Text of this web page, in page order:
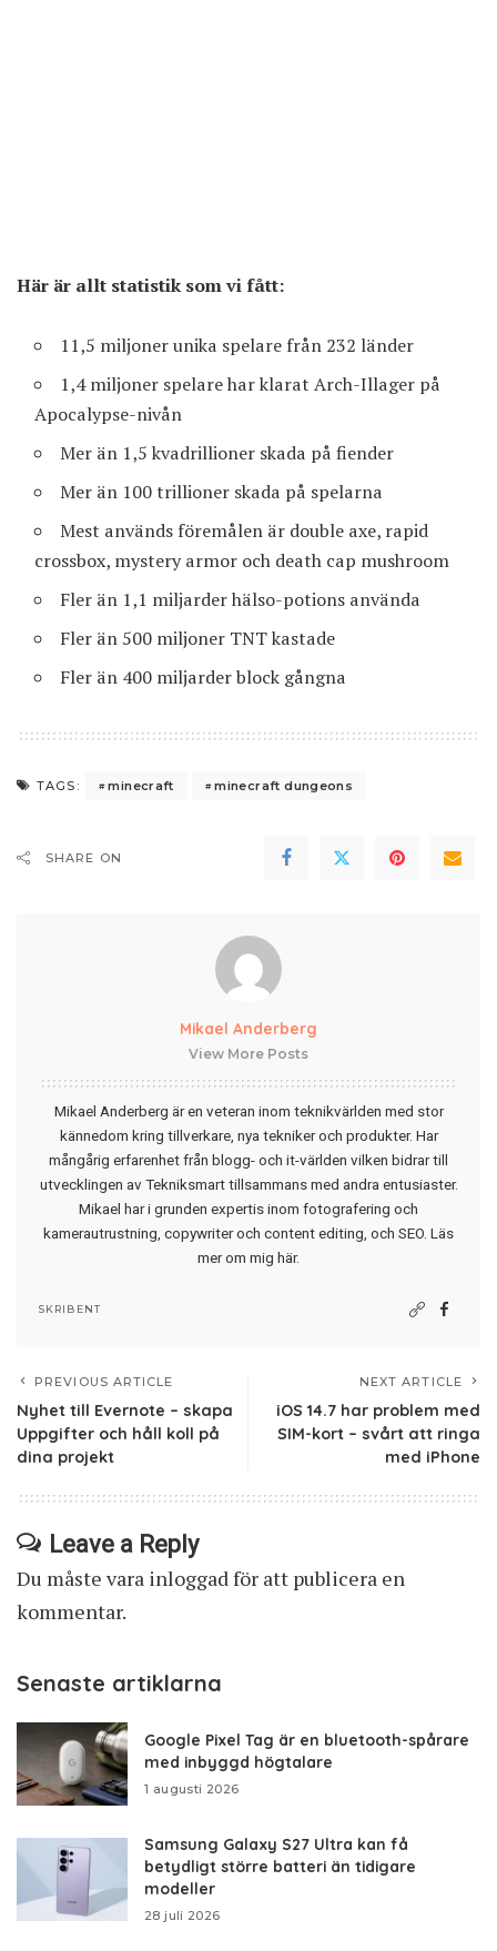
Här är allt statistik som vi fått:
11,5 miljoner unika spelare från 232 länder
1,4 miljoner spelare har klarat Arch-Illager på
Apocalypse-nivån
Mer än 1,5 kvadrillioner skada på fiender
Mer än 100 trillioner skada på spelarna
Mest används föremålen är double axe, rapid
crossbox, mystery armor och death cap mushroom
Fler än 1,1 miljarder hälso-potions använda
Fler än 500 miljoner TNT kastade
Fler än 400 miljarder block gångna
TAGS: minecraft minecraft dungeons
SHARE ON
Mikael Anderberg
View More Posts
Mikael Anderberg är en veteran inom teknikvärlden med stor
kännedom kring tillverkare, nya tekniker och produkter. Har
mångårig erfarenhet från blogg- och it-världen vilken bidrar till
utvecklingen av Tekniksmart tillsammans med andra entusiaster.
Mikael har i grunden expertis inom fotografering och
kamerautrustning, copywriter och content editing, och SEO. Läs
mer om mig här.
SKRIBENT
PREVIOUS ARTICLE
Nyhet till Evernote – skapa
Uppgifter och håll koll på
dina projekt
NEXT ARTICLE
iOS 14.7 har problem med
SIM-kort – svårt att ringa
med iPhone
Leave a Reply
Du måste vara inloggadför att publicera en
kommentar.
Senaste artiklarna
Google Pixel Tag är en bluetooth-spårare
med inbyggd högtalare
1 augusti 2026
Samsung Galaxy S27 Ultra kan få
betydligt större batteri än tidigare
modeller
28 juli 2026